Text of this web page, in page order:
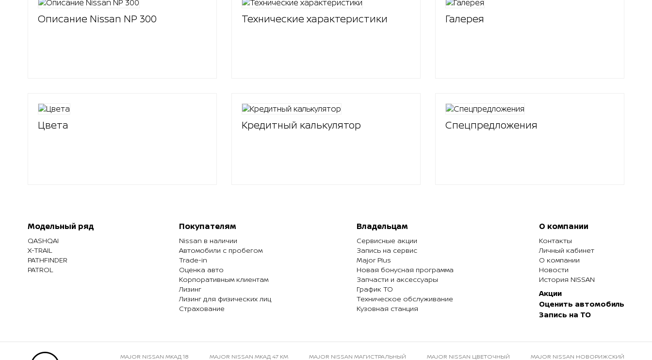
Описание Nissan NP 300 Технические характеристики Галерея
Цвета Кредитный калькулятор Спецпредложения
Модельный ряд
QASHQAI
X-TRAIL
PATHFINDER
PATROL
Покупателям
Nissan в наличии
Автомобили с пробегом
Trade-in
Оценка авто
Корпоративным клиентам
Лизинг
Лизинг для физических лиц
Страхование
Владельцам
Сервисные акции
Запись на сервис
Major Plus
Новая бонусная программа
Запчасти и аксессуары
График ТО
Техническое обслуживание
Кузовная станция
О компании
Контакты
Личный кабинет
О компании
Новости
История NISSAN
Акции
Оценить автомобиль
Запись на ТО
MAJOR NISSAN МКАД 18 MAJOR NISSAN МКАД 47 КМ MAJOR NISSAN МАГИСТРАЛЬНЫЙ MAJOR NISSAN ЦВЕТОЧНЫЙ MAJOR NISSAN НОВОРИЖСКИЙ